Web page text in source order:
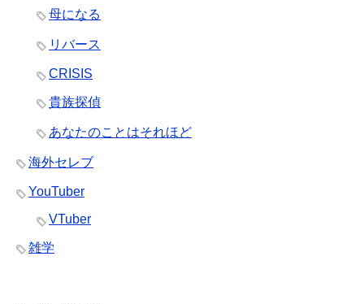
母になる
リバース
CRISIS
貴族探偵
あなたのことはそれほど
海外セレブ
YouTuber
VTuber
雑学